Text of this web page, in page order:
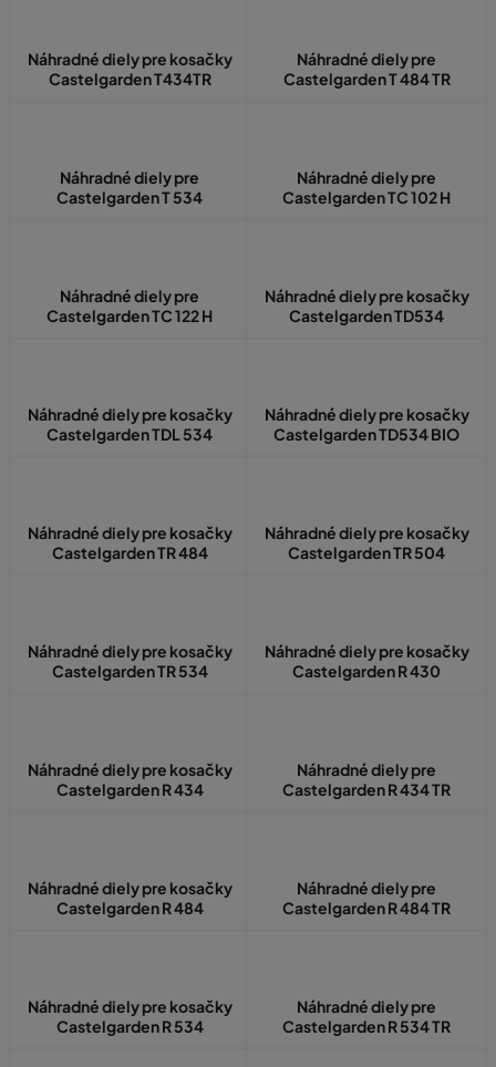
Získali smeHeureka certifikát Overené zákazníkmia
ocenenie Rodinná firma.
Kam ďalej?
Skráťte si cestu do ďalších Castelgarden kategórií:
Náhradné diely pre kosačky
Castelgarden T434TR
Náhradné diely pre
Castelgarden T 484 TR
Náhradné diely pre
Castelgarden T 534
Náhradné diely pre
Castelgarden TC 102 H
Náhradné diely pre
Castelgarden TC 122 H
Náhradné diely pre kosačky
Castelgarden TD534
Náhradné diely pre kosačky
Castelgarden TDL 534
Náhradné diely pre kosačky
Castelgarden TD534 BIO
Náhradné diely pre kosačky
Castelgarden TR 484
Náhradné diely pre kosačky
Castelgarden TR 504
Náhradné diely pre kosačky
Castelgarden TR 534
Náhradné diely pre kosačky
Castelgarden R 430
Náhradné diely pre kosačky
Castelgarden R 434
Náhradné diely pre
Castelgarden R 434 TR
Náhradné diely pre kosačky
Castelgarden R 484
Náhradné diely pre
Castelgarden R 484 TR
Náhradné diely pre kosačky
Castelgarden R 534
Náhradné diely pre
Castelgarden R 534 TR